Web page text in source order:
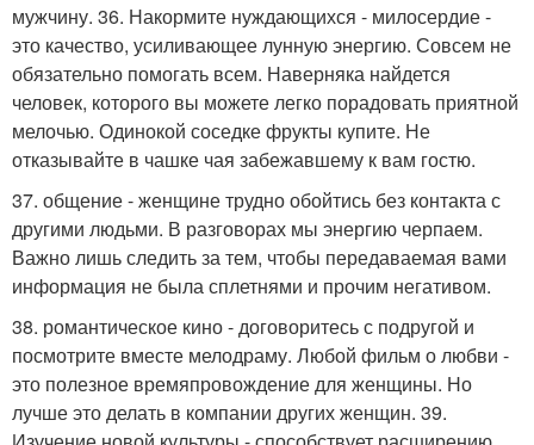
мужчину. 36. Накормите нуждающихся - милосердие -
это качество, усиливающее лунную энергию. Совсем не
обязательно помогать всем. Наверняка найдется
человек, которого вы можете легко порадовать приятной
мелочью. Одинокой соседке фрукты купите. Не
отказывайте в чашке чая забежавшему к вам гостю.
37. общение - женщине трудно обойтись без контакта с
другими людьми. В разговорах мы энергию черпаем.
Важно лишь следить за тем, чтобы передаваемая вами
информация не была сплетнями и прочим негативом.
38. романтическое кино - договоритесь с подругой и
посмотрите вместе мелодраму. Любой фильм о любви -
это полезное времяпровождение для женщины. Но
лучше это делать в компании других женщин. 39.